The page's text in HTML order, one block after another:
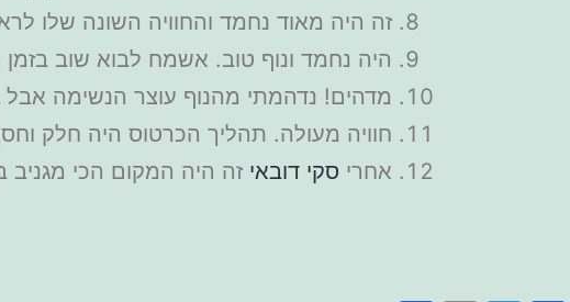
זה היה מאוד נחמד והחוויה השונה שלו
היה נחמד ונוף טוב. אשמח לבוא שוב
מדהים! נדהמתי מהנוף עוצר הנשימה אבל
חוויה מעולה. תהליך הכרטוס היה חלק
אחרי סקי דובאי זה היה המקום הכי מגניב